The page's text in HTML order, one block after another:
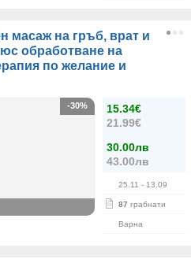
масаж на гръб, врат и
обработване на
по желание и
15.34€
21.99€
30.00лв
43.00лв
25.11 - 13.09
87 грабнати
Варна
-30%